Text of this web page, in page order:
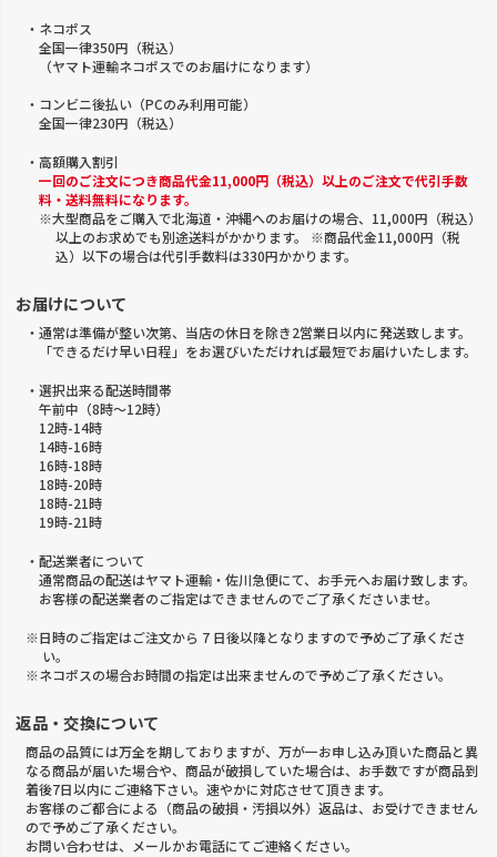
・ネコポス
全国一律350円（税込）
（ヤマト運輸ネコポスでのお届けになります）
・コンビニ後払い（PCのみ利用可能）
全国一律230円（税込）
・高額購入割引
一回のご注文につき商品代金11,000円（税込）以上のご注文で代引手数
料・送料無料になります。
※大型商品をご購入で北海道・沖縄へのお届けの場合、11,000円（税込）
以上のお求めでも別途送料がかかります。 ※商品代金11,000円（税
込）以下の場合は代引手数料は330円かかります。
お届けについて
・通常は準備が整い次第、当店の休日を除き2営業日以内に発送致します。
「できるだけ早い日程」をお選びいただければ最短でお届けいたします。
・選択出来る配送時間帯
午前中（8時～12時）
12時-14時
14時-16時
16時-18時
18時-20時
18時-21時
19時-21時
・配送業者について
通常商品の配送はヤマト運輸・佐川急便にて、お手元へお届け致します。
お客様の配送業者のご指定はできませんのでご了承くださいませ。
※日時のご指定はご注文から 7 日後以降となりますので予めご了承くださ
い。
※ネコポスの場合お時間の指定は出来ませんので予めご了承ください。
返品・交換について
商品の品質には万全を期しておりますが、万が一お申し込み頂いた商品と異
なる商品が届いた場合や、商品が破損していた場合は、お手数ですが商品到
着後7日以内にご連絡下さい。速やかに対応させて頂きます。
お客様のご都合による（商品の破損・汚損以外）返品は、お受けできません
ので予めご了承ください。
お問い合わせは、メールかお電話にてご連絡ください。